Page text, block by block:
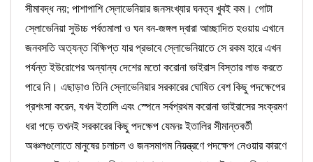
সীমাবদ্ধ নয়; পাশাপাশি স্লোভেনিয়ার জনসংখ্যার ঘনত্ব খুবই কম। গোটা
স্লোভেনিয়া সুউচ্চ পর্বতমালা ও ঘন বন-জঙ্গল দ্বারা আচ্ছাদিত হওয়ায় এখানে
জনবসতি অত্যন্ত বিক্ষিপ্ত যার প্রভাবে স্লোভেনিয়াতে সে রকম হারে এখন
পর্যন্ত ইউরোপের অন্যান্য দেশের মতো করোনা ভাইরাস বিস্তার লাভ করতে
পারে নি। এছাড়াও তিনি স্লোভেনিয়ার সরকারের ঘোষিত বেশ কিছু পদক্ষেপের
প্রশংসা করেন, যখন ইতালি এবং স্পেনে সর্বপ্রথম করোনা ভাইরাসের সংক্রমণ
ধরা পড়ে তখনই সরকারের কিছু পদক্ষেপ যেমনঃ ইতালির সীমান্তবর্তী
অঞ্চলগুলোতে মানুষের চলাচল ও জনসমাগম নিয়ন্ত্রণে পদক্ষেপ নেওয়ার কারণে